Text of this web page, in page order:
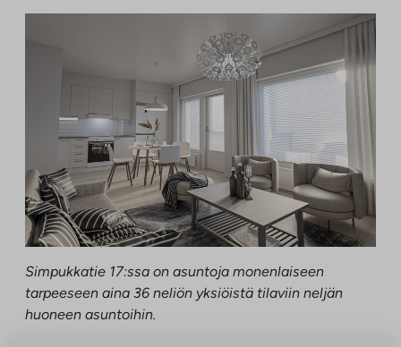
Simpukkatie 17:ssa on asuntoja monenlaiseen
tarpeeseen aina 36 neliön yksiöistä tilaviin neljän
huoneen asuntoihin.